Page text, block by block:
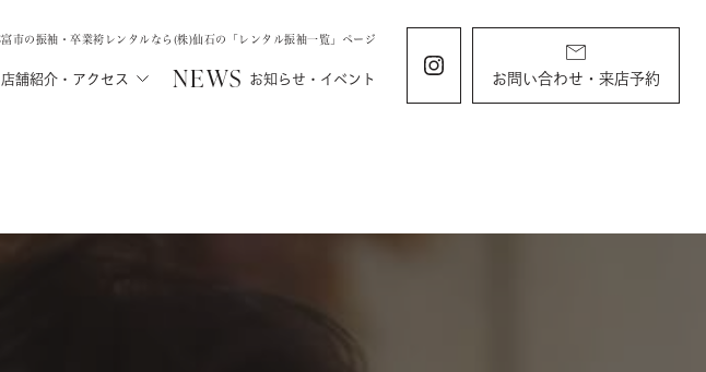
市の振袖・卒業袴レンタルなら(株)仙石の「レンタル振袖一覧」ページ
店舗紹介・アクセス NEWS お知らせ・イベント お問い合わせ・来店予約